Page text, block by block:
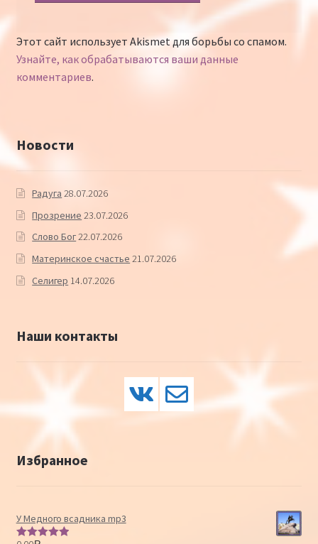
Этот сайт использует Akismet для борьбы со спамом.
Узнайте, как обрабатываются ваши данные
комментариев.
Новости
Радуга 28.07.2026
Прозрение 23.07.2026
Слово Бог22.07.2026
Материнское счастье 21.07.2026
Селигер 14.07.2026
Наши контакты
Избранное
У Медного всадника mp3